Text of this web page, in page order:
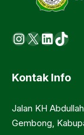
Instagram
X
Kontak Info
Jalan KH
Gembong,